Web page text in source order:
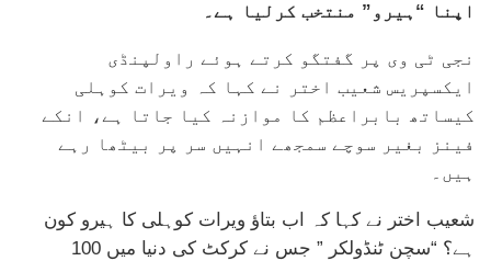
اپنا “ہیرو” منتخب کرلیا ہے۔
نجی ٹی وی پر گفتگو کرتے ہوئے راولپنڈی
ایکسپریس شعیب اختر نے کہا کہ ویرات کوہلی
کیساتھ بابراعظم کا موازنہ کیا جاتا ہے، انکے
فینز بغیر سوچے سمجھے انہیں سر پر بیٹھا رہے
ہیں۔
شعیب اختر نے کہا کہ اب بتاؤ ویرات کوہلی کا ہیرو کون
ہے؟ “سچن ٹنڈولکر ” جس نے کرکٹ کی دنیا میں 100